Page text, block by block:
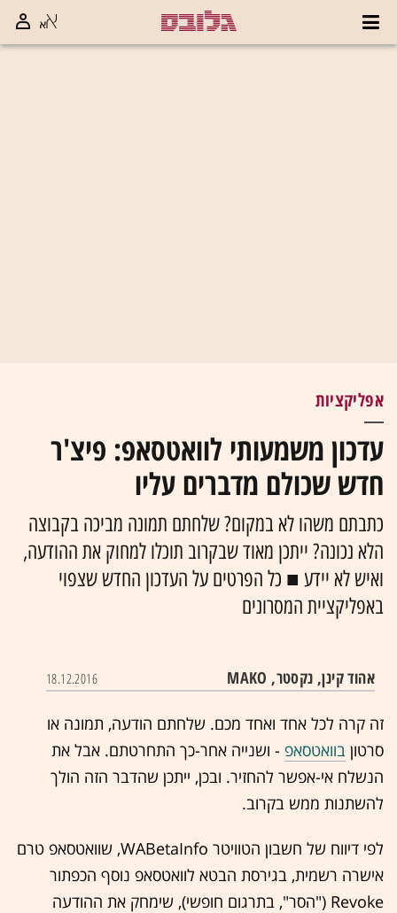
אפליקציות
עדכון משמעותי לוואטסאפ: פיצ'ר
חדש שכולם מדברים עליו
כתבתם משהו לא במקום? שלחתם תמונה מביכה בקבוצה
הלא נכונה? ייתכן מאוד שבקרוב תוכלו למחוק את ההודעה,
ואיש לא יידע ■ כל הפרטים על העדכון החדש שצפוי
באפליקציית המסרונים
אהוד קינן, נקסטר, MAKO 18.12.2016
זה קרה לכל אחד ואחד מכם. שלחתם הודעה, תמונה או
סרטון בוואטסאפ - ושנייה אחר-כך התחרטתם. אבל את
הנשלח אי-אפשר להחזיר. ובכן, ייתכן שהדבר הזה הולך
להשתנות ממש בקרוב.
לפי דיווח של חשבון הטוויטר WABetaInfo, שוואטסאפ טרם
אישרה רשמית, בגירסת הבטא לוואטסאפ נוסף הכפתור
Revoke ("הסר", בתרגום חופשי), שימחק את ההודעה